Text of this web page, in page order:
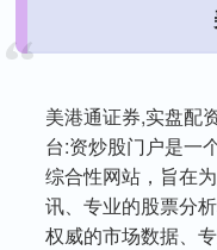
美港通证券,实盘配
台:资炒股门户是一
综合性网站，旨在
讯、专业的股票分
权威的市场数据、